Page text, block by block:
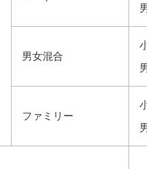
男女混合
ファミリー